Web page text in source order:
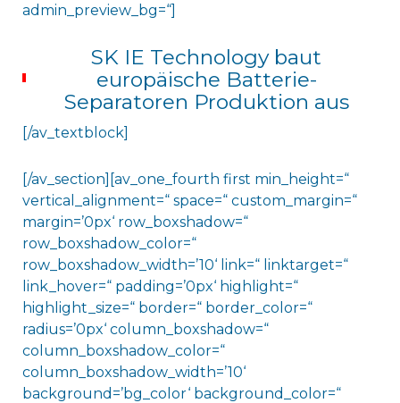
admin_preview_bg=“]
SK IE Technology baut
europäische Batterie-
Separatoren Produktion aus
[/av_textblock]
[/av_section][av_one_fourth first min_height=“
vertical_alignment=“ space=“ custom_margin=“
margin=’0px‘ row_boxshadow=“
row_boxshadow_color=“
row_boxshadow_width=’10‘ link=“ linktarget=“
link_hover=“ padding=’0px‘ highlight=“
highlight_size=“ border=“ border_color=“
radius=’0px‘ column_boxshadow=“
column_boxshadow_color=“
column_boxshadow_width=’10‘
background=’bg_color‘ background_color=“